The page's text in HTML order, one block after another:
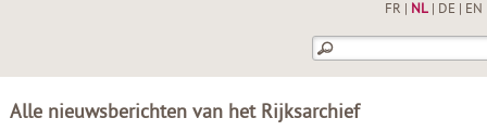
FR NL| DE EN
Alle nieuwsberichten van het Rijksarchief